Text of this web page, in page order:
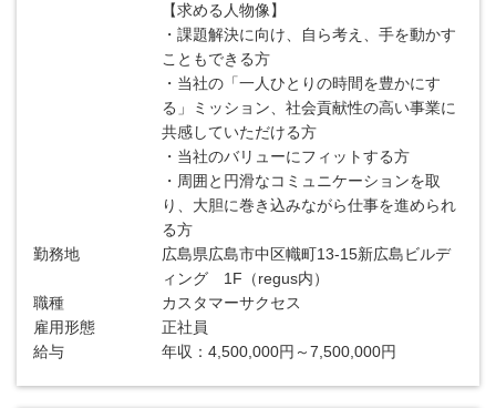
【求める人物像】
・課題解決に向け、自ら考え、手を動かす
こともできる方
・当社の「一人ひとりの時間を豊かにす
る」ミッション、社会貢献性の高い事業に
共感していただける方
・当社のバリューにフィットする方
・周囲と円滑なコミュニケーションを取
り、大胆に巻き込みながら仕事を進められ
る方
勤務地
広島県広島市中区幟町13-15新広島ビルデ
ィング 1F（regus内）
職種
カスタマーサクセス
雇用形態
正社員
給与
年収：4,500,000円～7,500,000円